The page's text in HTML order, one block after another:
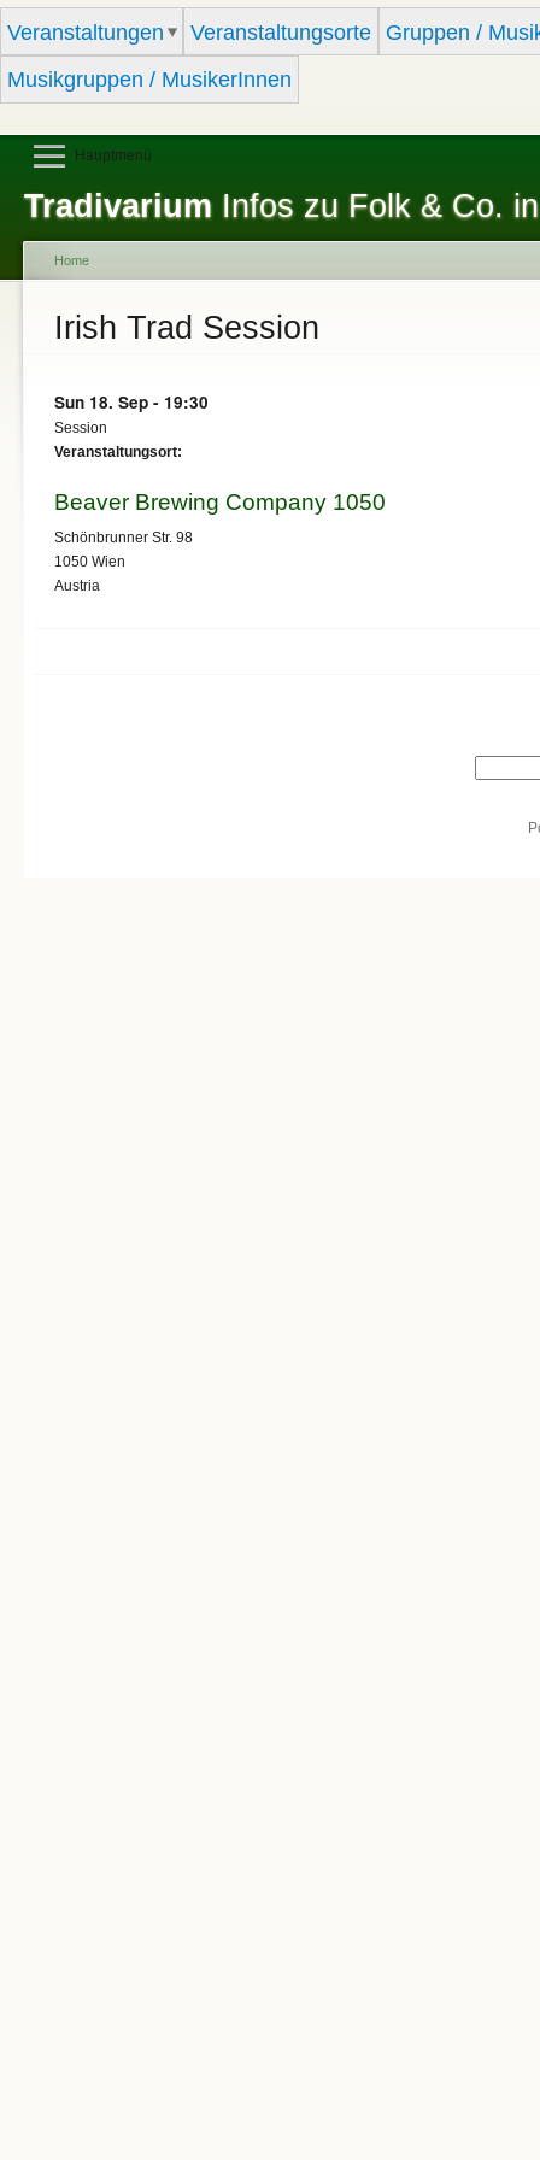
Veranstaltungen Veranstaltungsorte
Gruppen /
Musikgruppen / MusikerInnen
Tradivarium Infos zu Folk & Co.
Hauptmenü
You are here
Home
Irish Trad Session
Sun 18. Sep - 19:30
Session
Veranstaltungsort:
Beaver Brewing Company 1050
Schönbrunner Str. 98
1050 Wien
Austria